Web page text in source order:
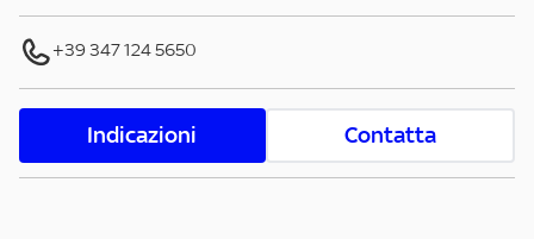
+39 347 124 5650
Indicazioni Contatta